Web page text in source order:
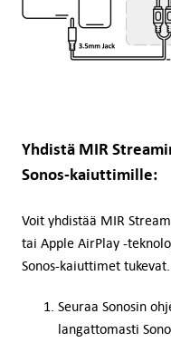
Yhdistä MIR
Sonos-kaiuttimille:
Voit yhdistää MIR
tai Apple AirPlay -
Sonos-kaiuttimet tukevat.
Seuraa Sonosin
langattomasti